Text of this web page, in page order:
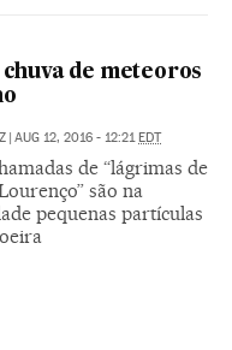
de meteoros
| AUG 12, 2016 - 12:21EDT
de “lágrimas de
são na
pequenas partículas